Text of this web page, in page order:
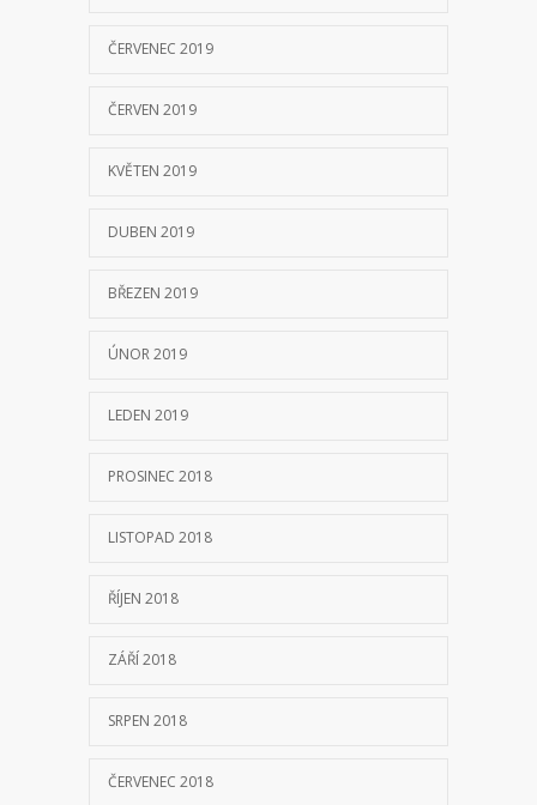
ČERVENEC 2019
ČERVEN 2019
KVĚTEN 2019
DUBEN 2019
BŘEZEN 2019
ÚNOR 2019
LEDEN 2019
PROSINEC 2018
LISTOPAD 2018
ŘÍJEN 2018
ZÁŘÍ 2018
SRPEN 2018
ČERVENEC 2018